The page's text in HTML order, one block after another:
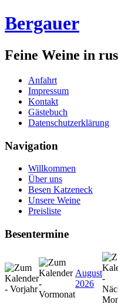
Bergauer
Feine Weine in
Anfahrt
Impressum
Kontakt
Gästebuch
Datenschutzerklärung
Navigation
Willkommen
Über uns
Besen Katzeneck
Unsere Weine
Preisliste
Besentermine
August
2026